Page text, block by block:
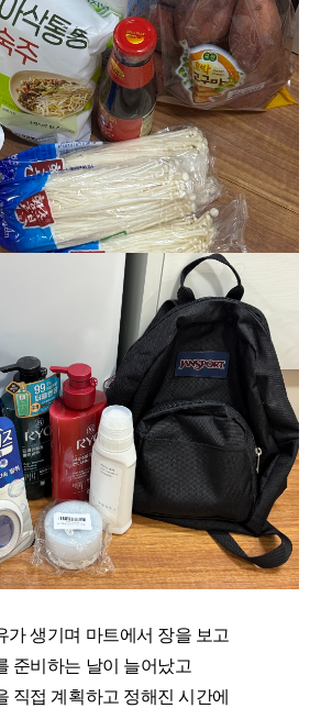
가 생기며 마트에서 장을 보고
준비하는 날이 늘어났고
직접 계획하고 정해진 시간에